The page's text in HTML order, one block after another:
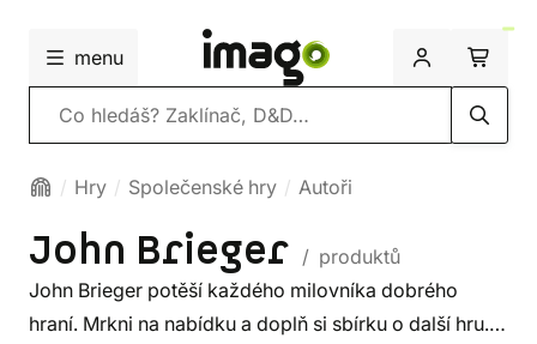
menu
Vyhledávání
Hry Společenské hry Autoři
John Brieger / produktů
John Brieger potěší každého milovníka dobrého
hraní. Mrkni na nabídku a doplň si sbírku o další hru.